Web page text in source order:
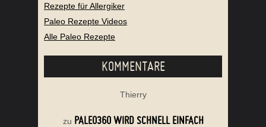
Rezepte für Allergiker
Paleo Rezepte Videos
Alle Paleo Rezepte
KOMMENTARE
Thierry
zu PALEO360 WIRD SCHNELL EINFACH